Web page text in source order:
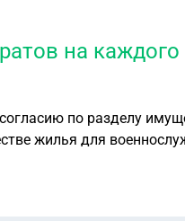
на
по разделу
жилья для
в городе где
супруга было